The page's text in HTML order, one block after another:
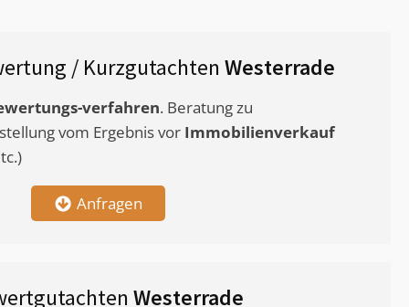
/ Kurzgutachten Westerrade
verfahren. Beratung zu
vom Ergebnis vor Immobilienverkauf
Anfragen
Westerrade